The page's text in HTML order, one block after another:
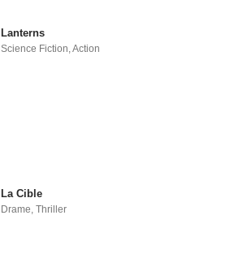
Lanterns
Science Fiction,Action
La Cible
Drame,Thriller